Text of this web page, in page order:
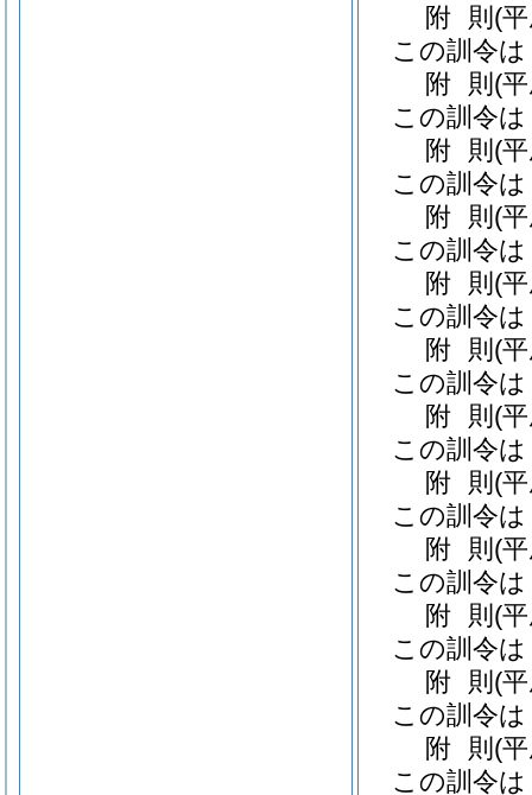
附 則 (
この訓令
附 則 (
この訓令
附 則 (
この訓令
附 則 (
この訓令
附 則 (
この訓令
附 則 (
この訓令
附 則 (
この訓令
附 則 (
この訓令
附 則 (
この訓令
附 則 (
この訓令
附 則 (
この訓令
附 則 (
この訓令